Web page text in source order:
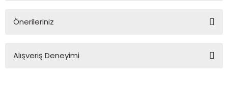
Önerileriniz
konularda yetersiz gördüğünüz noktaları öneri formunu
Alışveriş Deneyimi